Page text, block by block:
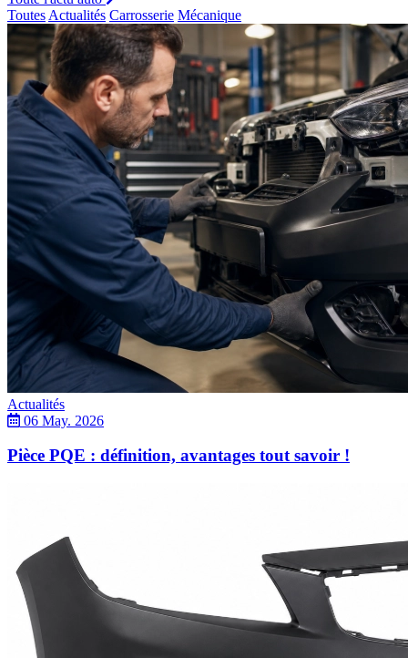
Toutes Actualités Carrosserie Mécanique
Actualités
06 May. 2026
Pièce PQE : définition, avantages tout savoir !